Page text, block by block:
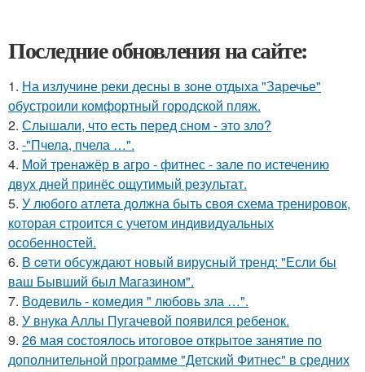
Последние обновления на сайте:
1. На излучине реки десны в зоне отдыха "Заречье"
обустроили комфортный городской пляж.
2. Слышали, что есть перед сном - это зло?
3. -"Пчела, пчела …".
4. Мой тренажёр в агро - фитнес - зале по истечению
двух дней принёс ощутимый результат.
5. У любого атлета должна быть своя схема тренировок,
которая строится с учетом индивидуальных
особенностей.
6. В ceти обсуждают новый вирусный тренд: "Если бы
ваш Бывший был Магазином".
7. Водевиль - комедия " любовь зла …".
8. У внука Аллы Пугачевой появился ребенок.
9. 26 мая состоялось итоговое открытое занятие по
дополнительной программе "Детский Фитнес" в средних